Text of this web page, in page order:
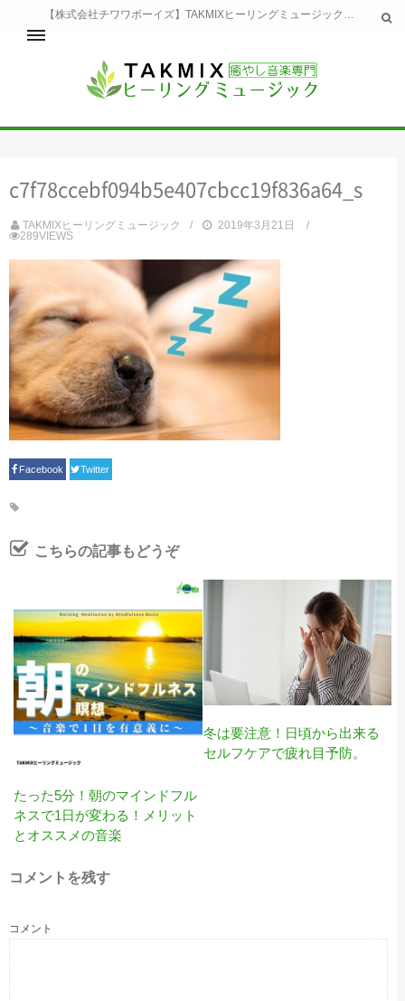
【株式会社チワワボーイズ】TAKMIXヒーリングミュージックへようこそ。TAKMIXヒーリングミュージックは貴方に特別な癒やしの時間をご提供致します。
ホーム
睡眠
美容
生活
お問い合わせ
運営会社
c7f78ccebf094b5e407cbcc19f836a64_s
TAKMIXヒーリングミュージック
2019年3月21日
289VIEWS
Facebook Twitter
こちらの記事もどうぞ
たった5分！朝のマインドフル
ネスで1日が変わる！メリット
とオススメの音楽
冬は要注意！日頃から出来る
セルフケアで疲れ目予防。
コメントを残す
コメント